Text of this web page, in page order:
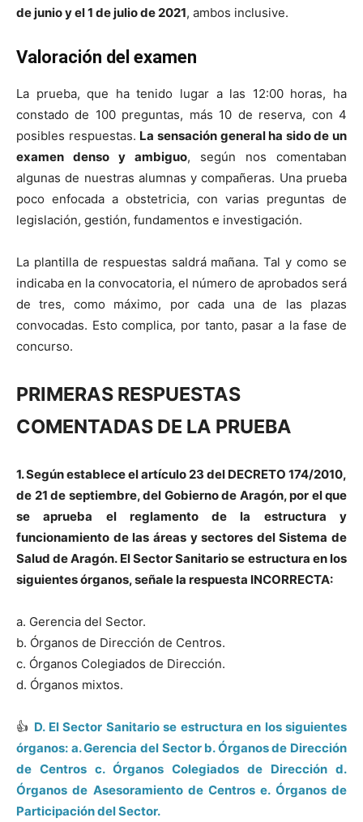
de junio y el 1 de julio de 2021, ambos inclusive.
Valoración del examen
La prueba, que ha tenido lugar a las 12:00 horas, ha
constado de 100 preguntas, más 10 de reserva, con 4
posibles respuestas. La sensación general ha sido de un
examen denso y ambiguo, según nos comentaban
algunas de nuestras alumnas y compañeras. Una prueba
poco enfocada a obstetricia, con varias preguntas de
legislación, gestión, fundamentos e investigación.
La plantilla de respuestas saldrá mañana. Tal y como se
indicaba en la convocatoria, el número de aprobados será
de tres, como máximo, por cada una de las plazas
convocadas. Esto complica, por tanto, pasar a la fase de
concurso.
PRIMERAS RESPUESTAS
COMENTADAS DE LA PRUEBA
1. Según establece el artículo 23 del DECRETO 174/2010,
de 21 de septiembre, del Gobierno de Aragón, por el que
se aprueba el reglamento de la estructura y
funcionamiento de las áreas y sectores del Sistema de
Salud de Aragón. El Sector Sanitario se estructura en los
siguientes órganos, señale la respuesta INCORRECTA:
a. Gerencia del Sector.
b. Órganos de Dirección de Centros.
c. Órganos Colegiados de Dirección.
d. Órganos mixtos.
👍 D. El Sector Sanitario se estructura en los siguientes
órganos: a. Gerencia del Sector b. Órganos de Dirección
de Centros c. Órganos Colegiados de Dirección d.
Órganos de Asesoramiento de Centros e. Órganos de
Participación del Sector.